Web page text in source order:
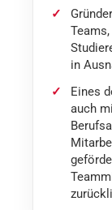
in
Eines
auch